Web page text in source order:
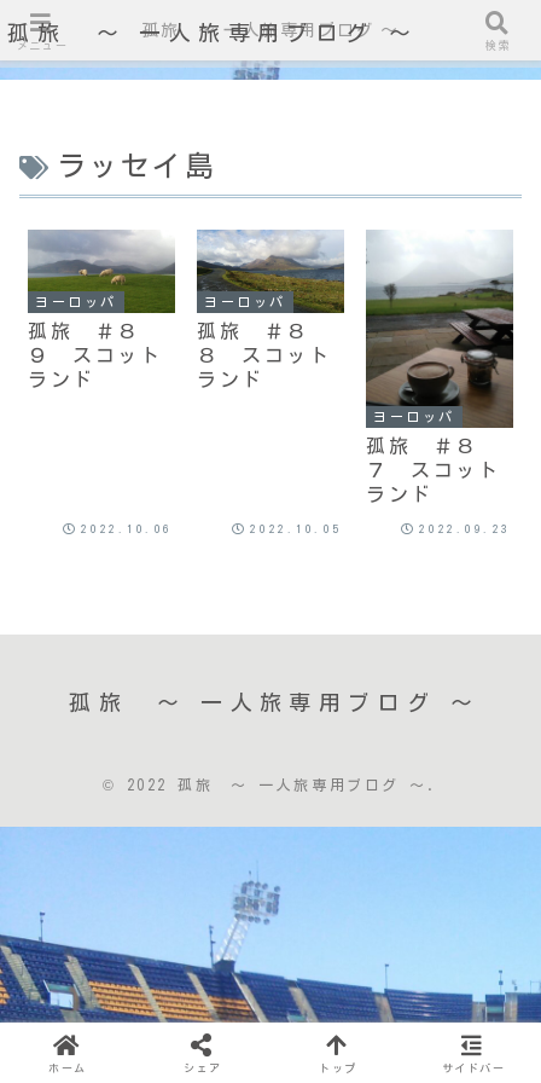
孤旅 〜 一人旅専用ブログ ～
ラッセイ島
ヨーロッパ
孤旅 ＃８
９ スコット
ランド
2022.10.06
ヨーロッパ
孤旅 ＃８
８ スコット
ランド
2022.10.05
ヨーロッパ
孤旅 ＃８
７ スコット
ランド
2022.09.23
孤旅 〜 一人旅専用ブログ ～
© 2022 孤旅 〜 一人旅専用ブログ ～.
メニュー
孤旅 〜 一人旅専用ブログ ～
検索
ホーム シェア トップ サイドバー